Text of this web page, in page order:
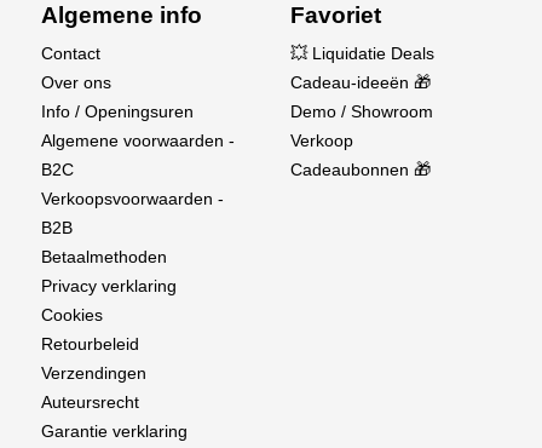
Algemene info
Contact
Over ons
Info / Openingsuren
Algemene voorwaarden -
B2C
Verkoopsvoorwaarden -
B2B
Betaalmethoden
Privacy verklaring
Cookies
Retourbeleid
Verzendingen
Auteursrecht
Garantie verklaring
Favoriet
💥 Liquidatie Deals
Cadeau-ideeën 🎁
Demo / Showroom
Verkoop
Cadeaubonnen 🎁